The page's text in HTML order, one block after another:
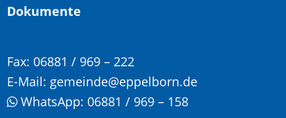
Dokumente
Fax: 06881 / 969 – 222
E-Mail: gemeinde@eppelborn.de
WhatsApp: 06881 / 969 – 158